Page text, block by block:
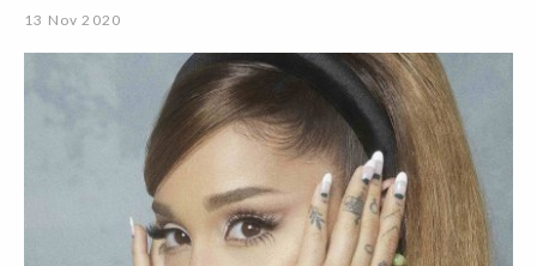
13 Nov 2020